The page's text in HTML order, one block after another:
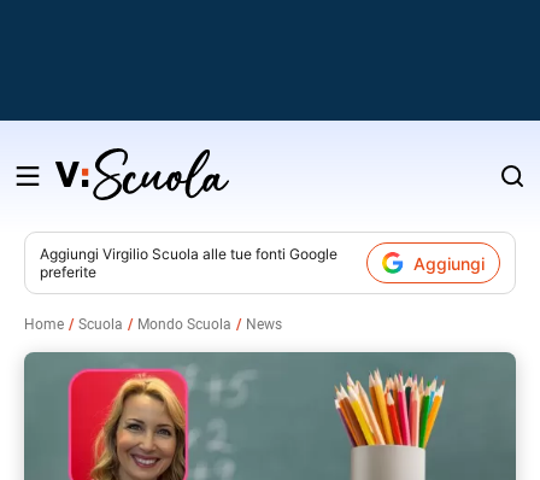
Salta
contenuto
Aggiungi Virgilio Scuola alle tue fonti Google
preferite
Aggiungi
Home Scuola Mondo Scuola News